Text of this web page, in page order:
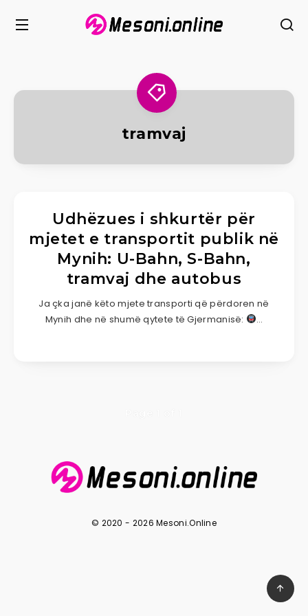
tramvaj
Udhëzues i shkurtër për
mjetet e transportit publik në
Mynih: U-Bahn, S-Bahn,
tramvaj dhe autobus
Ja çka janë këto mjete transporti që përdoren në
Mynih dhe në shumë qytete të Gjermanisë:
…
© 2020 - 2026 Mesoni.Online